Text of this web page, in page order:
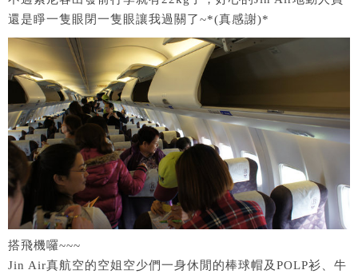
還是睜一隻眼閉一隻眼讓我過關了~*(真感謝)*
搭飛機囉~~~
Jin Air真航空的空姐空少們一身休閒的棒球帽及POLP衫、牛